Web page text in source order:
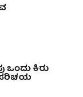
ಒಂದು ಕಿರು
ಪರಿಚಯ